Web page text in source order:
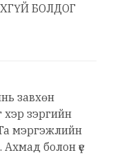
БОЛДОГ
завхөн
хэр зэргийн
Та мэргэжлийн
болон үе